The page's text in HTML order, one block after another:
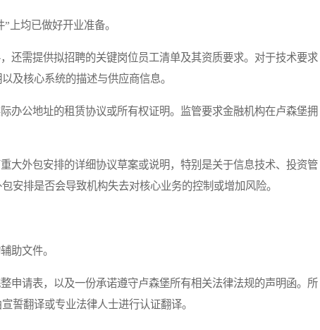
均已做好开业准备。
需提供拟招聘的关键岗位员工清单及其资质要求。对于技术要求
及核心系统的描述与供应商信息。
公地址的租赁协议或所有权证明。监管要求金融机构在卢森堡拥
外包安排的详细协议草案或说明，特别是关于信息技术、投资管
安排是否会导致机构失去对核心业务的控制或增加风险。
助文件。
请表，以及一份承诺遵守卢森堡所有相关法律法规的声明函。所
誓翻译或专业法律人士进行认证翻译。